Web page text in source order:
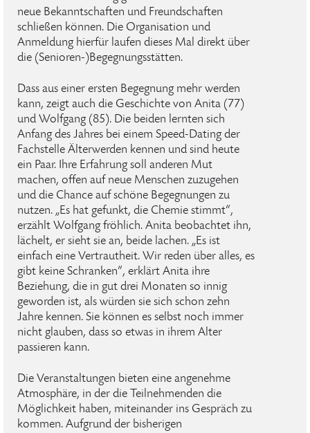
neue Bekanntschaften und Freundschaften
schließen können. Die Organisation und
Anmeldung hierfür laufen dieses Mal direkt über
die (Senioren-)Begegnungsstätten.
Dass aus einer ersten Begegnung mehr werden
kann, zeigt auch die Geschichte von Anita (77)
und Wolfgang (85). Die beiden lernten sich
Anfang des Jahres bei einem Speed-Dating der
Fachstelle Älterwerden kennen und sind heute
ein Paar. Ihre Erfahrung soll anderen Mut
machen, offen auf neue Menschen zuzugehen
und die Chance auf schöne Begegnungen zu
nutzen. „Es hat gefunkt, die Chemie stimmt“,
erzählt Wolfgang fröhlich. Anita beobachtet ihn,
lächelt, er sieht sie an, beide lachen. „Es ist
einfach eine Vertrautheit. Wir reden über alles, es
gibt keine Schranken“, erklärt Anita ihre
Beziehung, die in gut drei Monaten so innig
geworden ist, als würden sie sich schon zehn
Jahre kennen. Sie können es selbst noch immer
nicht glauben, dass so etwas in ihrem Alter
passieren kann.
Die Veranstaltungen bieten eine angenehme
Atmosphäre, in der die Teilnehmenden die
Möglichkeit haben, miteinander ins Gespräch zu
kommen. Aufgrund der bisherigen